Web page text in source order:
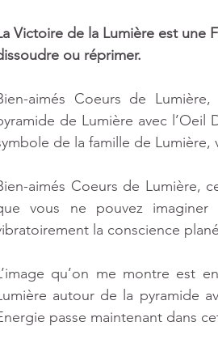
post
Victoire de la Lumière est une
ou réprimer.
aimés Coeurs de
de Lumière avec
de la famille de
aimés Coeurs de Lumière,
vous ne pouvez
la conscience
qu’on me montre est
autour de la pyramide
passe maintenant dans